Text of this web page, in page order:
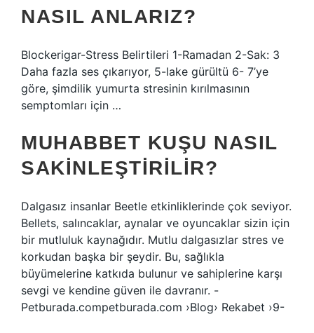
NASIL ANLARIZ?
Blockerigar-Stress Belirtileri 1-Ramadan 2-Sak: 3
Daha fazla ses çıkarıyor, 5-lake gürültü 6- 7’ye
göre, şimdilik yumurta stresinin kırılmasının
semptomları için …
MUHABBET KUŞU NASIL
SAKINLEŞTIRILIR?
Dalgasız insanlar Beetle etkinliklerinde çok seviyor.
Bellets, salıncaklar, aynalar ve oyuncaklar sizin için
bir mutluluk kaynağıdır. Mutlu dalgasızlar stres ve
korkudan başka bir şeydir. Bu, sağlıkla
büyümelerine katkıda bulunur ve sahiplerine karşı
sevgi ve kendine güven ile davranır. -
Petburada.competburada.com ›Blog› Rekabet ›9-